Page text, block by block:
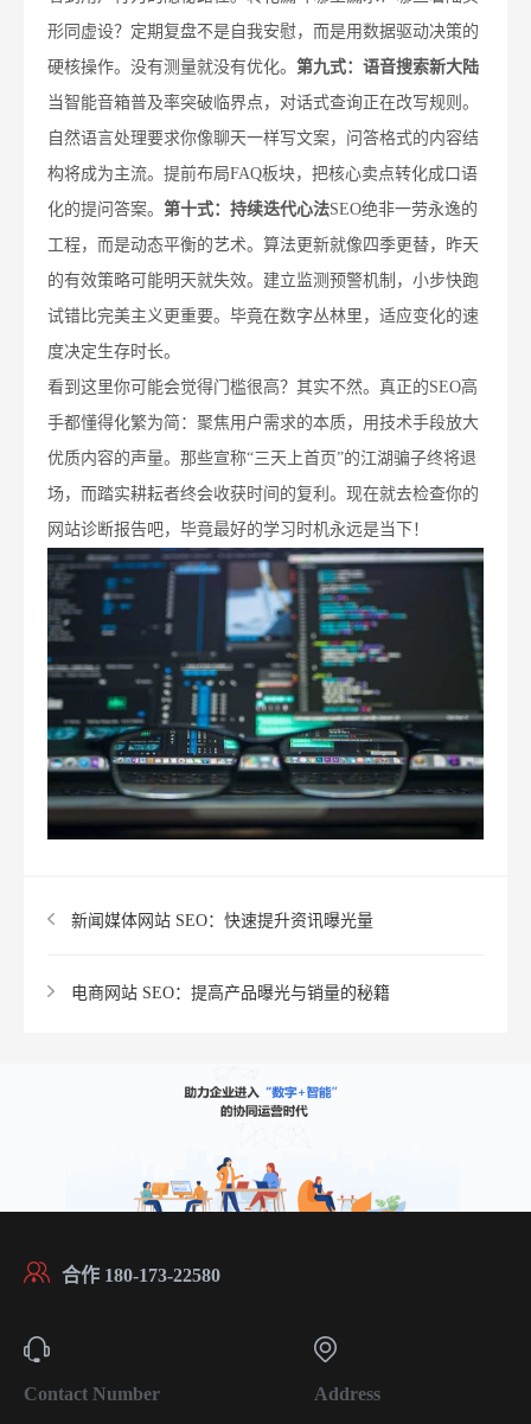
形同虚设？定期复盘不是自我安慰，而是用数据驱动决策的
硬核操作。没有测量就没有优化。 第九式：语音搜索新大陆
当智能音箱普及率突破临界点，对话式查询正在改写规则。
自然语言处理要求你像聊天一样写文案，问答格式的内容结
构将成为主流。提前布局FAQ板块，把核心卖点转化成口语
化的提问答案。 第十式：持续迭代心法SEO绝非一劳永逸的
工程，而是动态平衡的艺术。算法更新就像四季更替，昨天
的有效策略可能明天就失效。建立监测预警机制，小步快跑
试错比完美主义更重要。毕竟在数字丛林里，适应变化的速
度决定生存时长。
看到这里你可能会觉得门槛很高？其实不然。真正的SEO高
手都懂得化繁为简：聚焦用户需求的本质，用技术手段放大
优质内容的声量。那些宣称“三天上首页”的江湖骗子终将退
场，而踏实耕耘者终会收获时间的复利。现在就去检查你的
网站诊断报告吧，毕竟最好的学习时机永远是当下！
新闻媒体网站 SEO：快速提升资讯曝光量​
电商网站 SEO：提高产品曝光与销量的秘籍​
合作 180-173-22580
Contact Number Address